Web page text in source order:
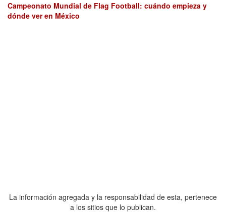
Campeonato Mundial de Flag Football: cuándo empieza y
dónde ver en México
La información agregada y la responsabilidad de esta, pertenece
a los sitios que lo publican.